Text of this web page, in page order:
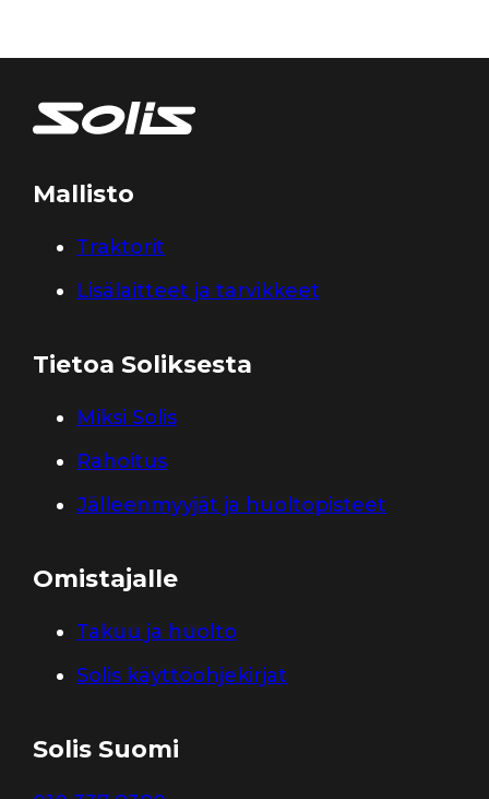
Mallisto
Traktorit
Lisälaitteet ja tarvikkeet
Tietoa Soliksesta
Miksi Solis
Rahoitus
Jälleenmyyjät ja huoltopisteet
Omistajalle
Takuu ja huolto
Solis käyttöohjekirjat
Solis Suomi